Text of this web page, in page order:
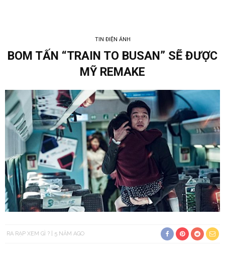
TIN ĐIỆN ẢNH
BOM TẤN “TRAIN TO BUSAN” SẼ ĐƯỢC
MỸ REMAKE
RA RẠP XEM GÌ ? 5 NĂM AGO